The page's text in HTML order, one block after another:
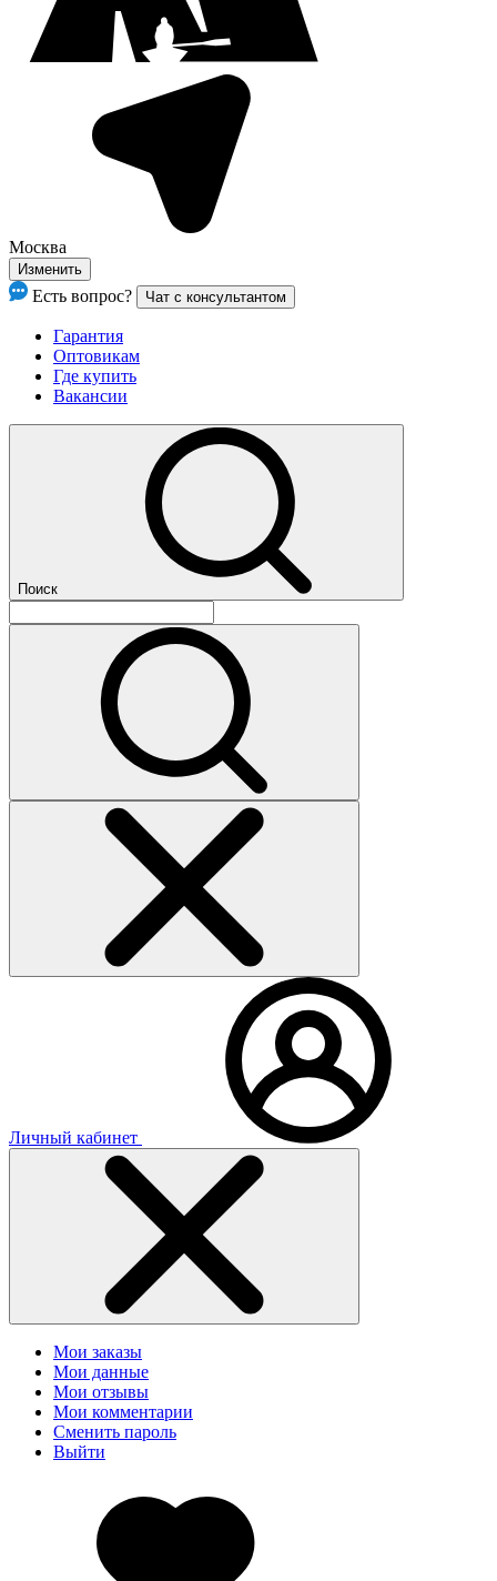
Москва
Изменить
Есть вопрос? Чат с консультантом
Гарантия
Оптовикам
Где купить
Вакансии
Поиск
Личный кабинет
Мои заказы
Мои данные
Мои отзывы
Мои комментарии
Сменить пароль
Выйти